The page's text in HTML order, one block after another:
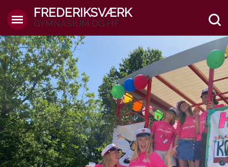
FREDERIKSVÆRK
GYMNASIUM OG HF